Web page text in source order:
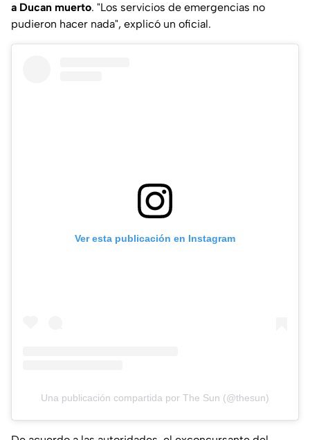
a Ducan muerto. "Los servicios de emergencias no
pudieron hacer nada", explicó un oficial.
Ver esta publicación en Instagram
Una publicación compartida por The Sun (@thesun)